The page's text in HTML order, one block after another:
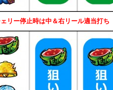
リー停止時は中＆右リール適当打ち